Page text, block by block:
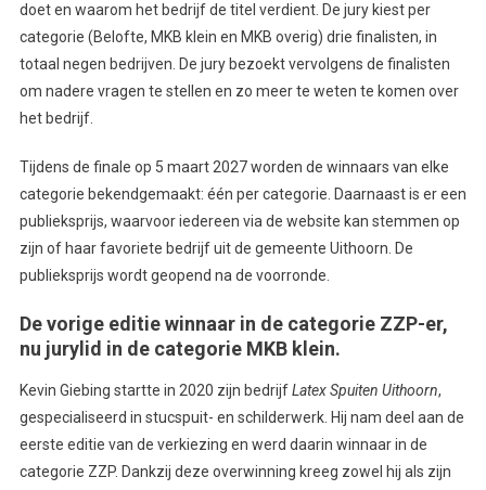
doet en waarom het bedrijf de titel verdient. De jury kiest per
categorie (Belofte, MKB klein en MKB overig) drie finalisten, in
totaal negen bedrijven. De jury bezoekt vervolgens de finalisten
om nadere vragen te stellen en zo meer te weten te komen over
het bedrijf.
Tijdens de finale op 5 maart 2027 worden de winnaars van elke
categorie bekendgemaakt: één per categorie. Daarnaast is er een
publieksprijs, waarvoor iedereen via de website kan stemmen op
zijn of haar favoriete bedrijf uit de gemeente Uithoorn. De
publieksprijs wordt geopend na de voorronde.
De vorige editie winnaar in de categorie ZZP-er,
nu jurylid in de categorie MKB klein.
Kevin Giebing startte in 2020 zijn bedrijfLatex Spuiten Uithoorn,
gespecialiseerd in stucspuit- en schilderwerk. Hij nam deel aan de
eerste editie van de verkiezing en werd daarin winnaar in de
categorie ZZP. Dankzij deze overwinning kreeg zowel hij als zijn